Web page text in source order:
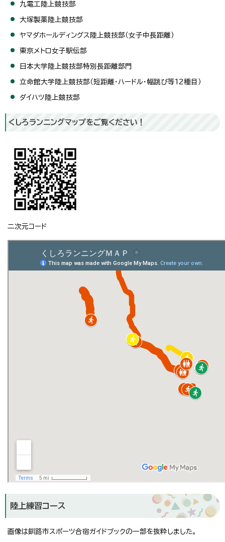
九電工陸上競技部
大塚製薬陸上競技部
ヤマダホールディングス陸上競技部（女子中長距離）
東京メトロ女子駅伝部
日本大学陸上競技部特別長距離部門
立命館大学陸上競技部（短距離・ハードル・幅跳び等12種目）
ダイハツ陸上競技部
くしろランニングマップをご覧ください！
二次元コード
陸上練習コース
画像は釧路市スポーツ合宿ガイドブックの一部を抜粋しました。